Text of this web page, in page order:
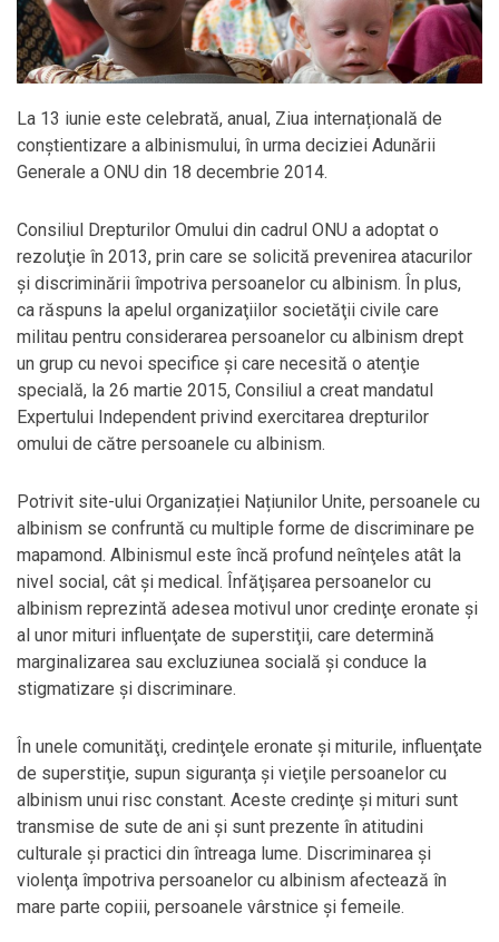
La 13 iunie este celebrată, anual, Ziua internațională de
conștientizare a albinismului, în urma deciziei Adunării
Generale a ONU din 18 decembrie 2014.
Consiliul Drepturilor Omului din cadrul ONU a adoptat o
rezoluţie în 2013, prin care se solicită prevenirea atacurilor
şi discriminării împotriva persoanelor cu albinism. În plus,
ca răspuns la apelul organizaţiilor societăţii civile care
militau pentru considerarea persoanelor cu albinism drept
un grup cu nevoi specifice şi care necesită o atenţie
specială, la 26 martie 2015, Consiliul a creat mandatul
Expertului Independent privind exercitarea drepturilor
omului de către persoanele cu albinism.
Potrivit site-ului Organizației Națiunilor Unite, persoanele cu
albinism se confruntă cu multiple forme de discriminare pe
mapamond. Albinismul este încă profund neînţeles atât la
nivel social, cât şi medical. Înfăţişarea persoanelor cu
albinism reprezintă adesea motivul unor credinţe eronate şi
al unor mituri influenţate de superstiţii, care determină
marginalizarea sau excluziunea socială şi conduce la
stigmatizare şi discriminare.
În unele comunităţi, credinţele eronate şi miturile, influenţate
de superstiţie, supun siguranţa şi vieţile persoanelor cu
albinism unui risc constant. Aceste credinţe şi mituri sunt
transmise de sute de ani şi sunt prezente în atitudini
culturale şi practici din întreaga lume. Discriminarea şi
violenţa împotriva persoanelor cu albinism afectează în
mare parte copiii, persoanele vârstnice şi femeile.